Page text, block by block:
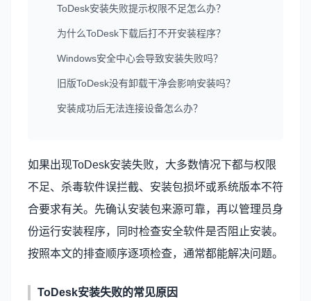
ToDesk安装失败提示权限不足怎么办？
为什么ToDesk下载后打不开安装程序？
Windows安全中心会导致安装失败吗？
旧版ToDesk没有卸载干净会影响安装吗？
安装成功后无法连接设备怎么办？
如果出现ToDesk安装失败，大多数情况下都与权限
不足、杀毒软件误拦截、安装包损坏或系统版本不符
合要求有关。先确认安装包来源可靠，再以管理员身
份运行安装程序，同时检查安全软件是否阻止安装。
按照本文的排查顺序逐项检查，通常都能解决问题。
ToDesk安装失败的常见原因